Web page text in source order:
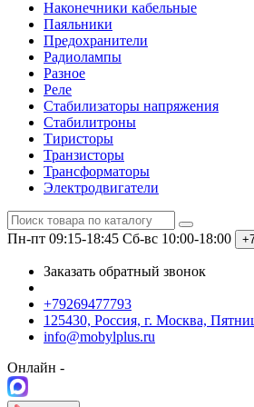
Наконечники кабельные
Паяльники
Предохранители
Радиолампы
Разное
Реле
Стабилизаторы напряжения
Стабилитроны
Тиристоры
Транзисторы
Трансформаторы
Электродвигатели
Пн-пт 09:15-18:45 Сб-вс 10:00-18:00
Заказать обратный звонок
+79269477793
125430, Россия, г. Москва,
info@mobylplus.ru
Онлайн -